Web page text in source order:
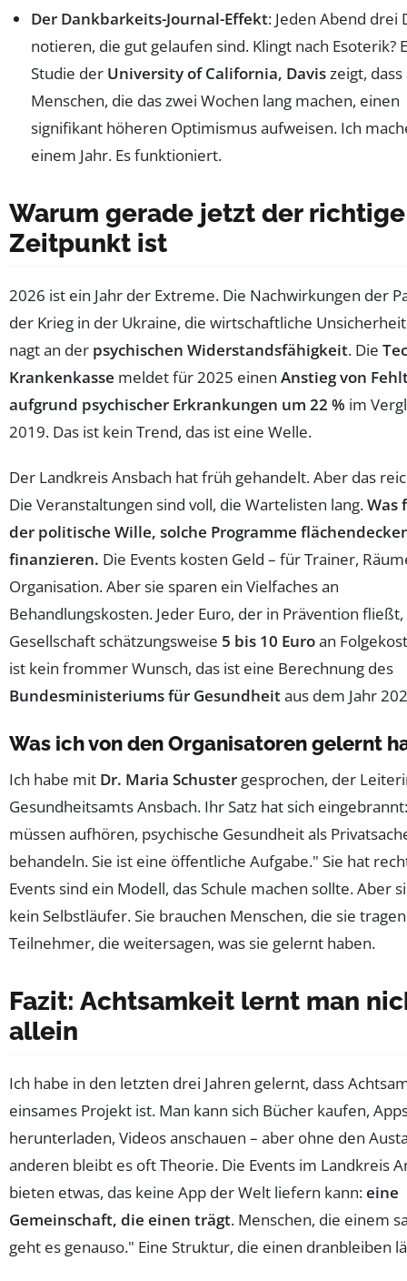
Der Dankbarkeits-Journal-Effekt: Jeden Abend drei
notieren, die gut gelaufen sind. Klingt nach Esoterik?
Studie der University of California, Daviszeigt, dass
Menschen, die das zwei Wochen lang machen, einen
signifikant höheren Optimismus aufweisen. Ich
einem Jahr. Es funktioniert.
Warum gerade jetzt der richtige
Zeitpunkt ist
2026 ist ein Jahr der Extreme. Die Nachwirkungen der
der Krieg in der Ukraine, die wirtschaftliche Unsicherheit
nagt an der psychischen Widerstandsfähigkeit. Die
Krankenkasse meldet für 2025 einen Anstieg von
aufgrund psychischer Erkrankungen um 22 % im
2019. Das ist kein Trend, das ist eine Welle.
Der Landkreis Ansbach hat früh gehandelt. Aber das
Die Veranstaltungen sind voll, die Wartelisten lang.Was
der politische Wille, solche Programme
finanzieren. Die Events kosten Geld – für Trainer,
Organisation. Aber sie sparen ein Vielfaches an
Behandlungskosten. Jeder Euro, der in Prävention
Gesellschaft schätzungsweise 5 bis 10 Euroan
ist kein frommer Wunsch, das ist eine Berechnung des
Bundesministeriums für Gesundheitaus dem Jahr
Was ich von den Organisatoren gelernt
Ich habe mit Dr. Maria Schuster gesprochen, der
Gesundheitsamts Ansbach. Ihr Satz hat sich
müssen aufhören, psychische Gesundheit als
behandeln. Sie ist eine öffentliche Aufgabe." Sie hat
Events sind ein Modell, das Schule machen sollte. Aber
kein Selbstläufer. Sie brauchen Menschen, die sie
Teilnehmer, die weitersagen, was sie gelernt haben.
Fazit: Achtsamkeit lernt man
allein
Ich habe in den letzten drei Jahren gelernt, dass
einsames Projekt ist. Man kann sich Bücher kaufen,
herunterladen, Videos anschauen – aber ohne den
anderen bleibt es oft Theorie. Die Events im Landkreis
bieten etwas, das keine App der Welt liefern kann:eine
Gemeinschaft, die einen trägt. Menschen, die einem
geht es genauso." Eine Struktur, die einen dranbleiben